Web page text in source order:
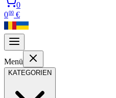
0
000 €
Menü
KATEGORIEN